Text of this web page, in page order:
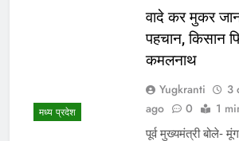
मध्य प्रदेश
वादे कर मुकर
पहचान, किसान
कमलनाथ
Yugkranti
3
ago
0 1
पूर्व मुख्यमंत्री बोले-